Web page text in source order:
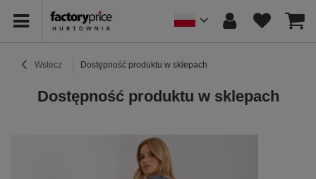
Wstecz Dostępność produktu w sklepach
Dostępność produktu w sklepach